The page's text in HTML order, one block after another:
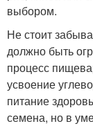
выбором.
Не стоит
должно быть
процесс
усвоение
питание
семена, но в